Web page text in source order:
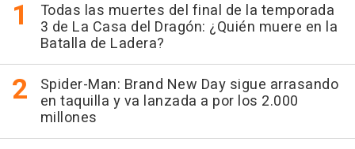
Todas las muertes del final de la temporada
3 de La Casa del Dragón: ¿Quién muere en la
Batalla de Ladera?
Spider-Man: Brand New Day sigue arrasando
en taquilla y va lanzada a por los 2.000
millones